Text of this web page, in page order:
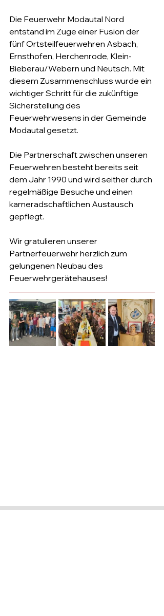
Die Feuerwehr Modautal Nord
entstand im Zuge einer Fusion der
fünf Ortsteilfeuerwehren Asbach,
Ernsthofen, Herchenrode, Klein-
Bieberau/Webern und Neutsch. Mit
diesem Zusammenschluss wurde ein
wichtiger Schritt für die zukünftige
Sicherstellung des
Feuerwehrwesens in der Gemeinde
Modautal gesetzt.
Die Partnerschaft zwischen unseren
Feuerwehren besteht bereits seit
dem Jahr 1990 und wird seither durch
regelmäßige Besuche und einen
kameradschaftlichen Austausch
gepflegt.
Wir gratulieren unserer
Partnerfeuerwehr herzlich zum
gelungenen Neubau des
Feuerwehrgerätehauses!